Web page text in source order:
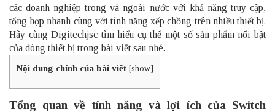
các doanh nghiệp trong và ngoài nước với khả năng truy cập,
tổng hợp nhanh cùng với tính năng xếp chồng trên nhiều thiết bị.
Hãy cùng Digitechjsc tìm hiểu cụ thể một số sản phẩm nổi bật
của dòng thiết bị trong bài viết sau nhé.
Nội dung chính của bài viết [show]
Tổng quan về tính năng và lợi ích của Switch